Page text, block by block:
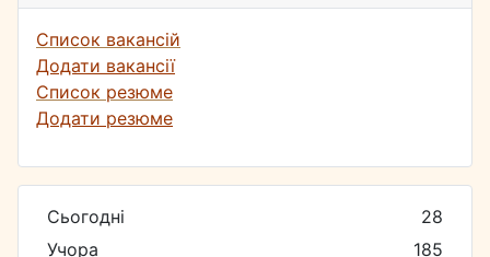
Список вакансій
Додати вакансії
Список резюме
Додати резюме
Сьогодні
28
Учора
185